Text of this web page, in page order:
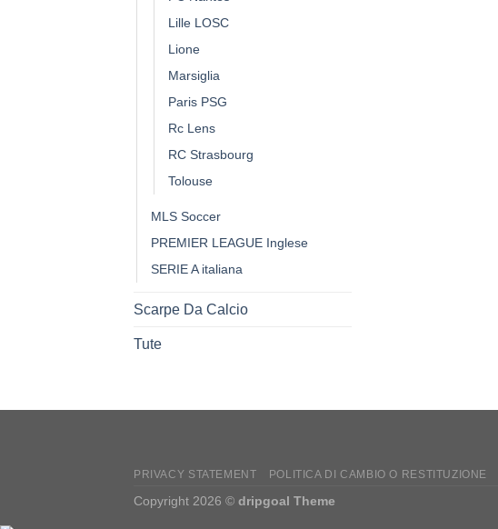
Lille LOSC
Lione
Marsiglia
Paris PSG
Rc Lens
RC Strasbourg
Tolouse
MLS Soccer
PREMIER LEAGUE Inglese
SERIE A italiana
Scarpe Da Calcio
Tute
PRIVACY STATEMENT POLITICA DI CAMBIO O RESTITUZIONE
Copyright 2026 © dripgoal Theme